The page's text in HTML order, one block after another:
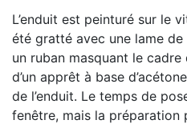
L’enduit est peinturé sur le
été gratté avec une lame
un ruban masquant le
d’un apprêt à base
de l’enduit. Le temps de
fenêtre, mais la préparation